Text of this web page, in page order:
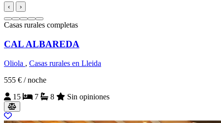
‹ ›
Casas rurales completas
CAL ALBAREDA
Oliola , Casas rurales en Lleida
555 € / noche
15
7 8 Sin opiniones